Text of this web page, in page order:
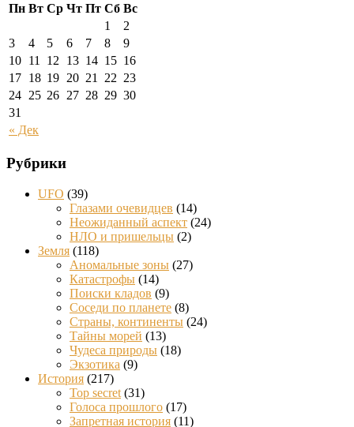
Пн Вт Ср Чт Пт Сб Вс
« Дек
1
2
3
4 5 6 7 8
9
10 11 12 13 14 15 16
17 18 19 20 21 22 23
24 25 26 27 28 29 30
31
Рубрики
UFO (39)
Глазами очевидцев (14)
Неожиданный аспект (24)
НЛО и пришельцы (2)
Земля (118)
Аномальные зоны (27)
Катастрофы (14)
Поиски кладов (9)
Соседи по планете (8)
Страны, континенты (24)
Тайны морей (13)
Чудеса природы (18)
Экзотика (9)
История (217)
Top secret (31)
Голоса прошлого (17)
Запретная история (11)